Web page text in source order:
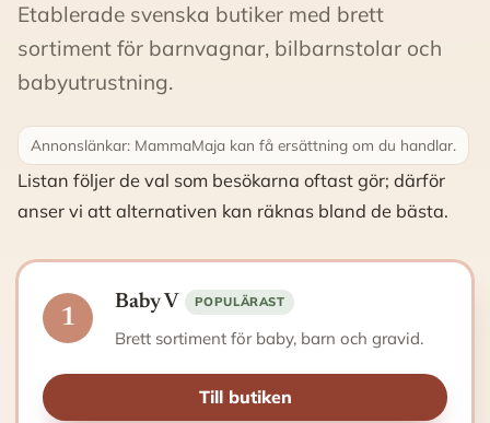
Etablerade svenska butiker med brett
sortiment för barnvagnar, bilbarnstolar och
babyutrustning.
Annonslänkar: MammaMaja kan få ersättning om du handlar.
Listan följer de val som besökarna oftast gör; därför
anser vi att alternativen kan räknas bland de bästa.
1
Baby V POPULÄRAST
Brett sortiment för baby, barn och gravid.
Till butiken